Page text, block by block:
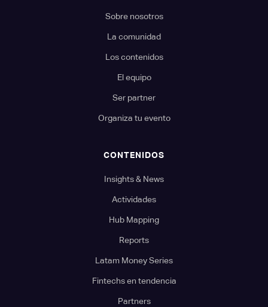
Sobre nosotros
La comunidad
Los contenidos
El equipo
Ser partner
Organiza tu evento
CONTENIDOS
Insights & News
Actividades
Hub Mapping
Reports
Latam Money Series
Fintechs en tendencia
Partners